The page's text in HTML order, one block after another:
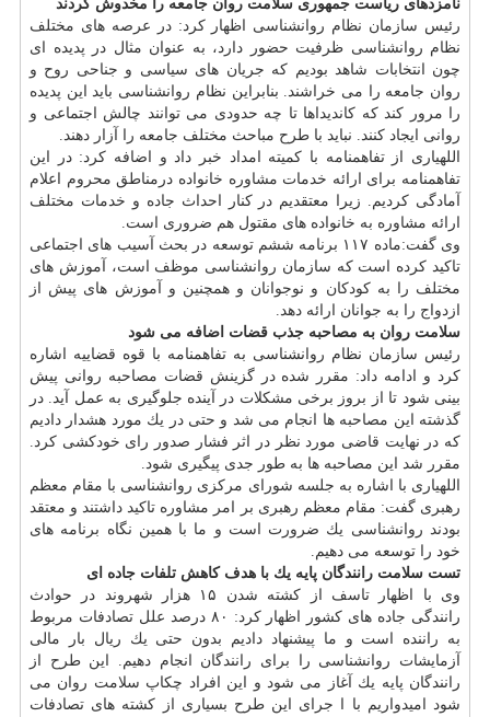
نامزدهای ریاست جمهوری سلامت روان جامعه را مخدوش كردند
رئیس سازمان نظام روانشناسی اظهار كرد: در عرصه های مختلف
نظام روانشناسی ظرفیت حضور دارد، به عنوان مثال در پدیده ای
چون انتخابات شاهد بودیم كه جریان های سیاسی و جناحی روح و
روان جامعه را می خراشند. بنابراین نظام روانشناسی باید این پدیده
را مرور كند كه كاندیداها تا چه حدودی می توانند چالش اجتماعی و
روانی ایجاد كنند. نباید با طرح مباحث مختلف جامعه را آزار دهند.
اللهیاری از تفاهمنامه با كمیته امداد خبر داد و اضافه كرد: در این
تفاهمنامه برای ارائه خدمات مشاوره خانواده درمناطق محروم اعلام
آمادگی كردیم. زیرا معتقدیم در كنار احداث جاده و خدمات مختلف
ارائه مشاوره به خانواده های مقتول هم ضروری است.
وی گفت:ماده ۱۱۷ برنامه ششم توسعه در بحث آسیب های اجتماعی
تاكید كرده است كه سازمان روانشناسی موظف است، آموزش های
مختلف را به كودكان و نوجوانان و همچنین و آموزش های پیش از
ازدواج را به جوانان ارائه دهد.
سلامت روان به مصاحبه جذب قضات اضافه می شود
رئیس سازمان نظام روانشناسی به تفاهمنامه با قوه قضاییه اشاره
كرد و ادامه داد: مقرر شده در گزینش قضات مصاحبه روانی پیش
بینی شود تا از بروز برخی مشكلات در آینده جلوگیری به عمل آید. در
گذشته این مصاحبه ها انجام می شد و حتی در یك مورد هشدار دادیم
كه در نهایت قاضی مورد نظر در اثر فشار صدور رای خودكشی كرد.
مقرر شد این مصاحبه ها به طور جدی پیگیری شود.
اللهیاری با اشاره به جلسه شورای مركزی روانشناسی با مقام معظم
رهبری گفت: مقام معظم رهبری بر امر مشاوره تاكید داشتند و معتقد
بودند روانشناسی یك ضرورت است و ما با همین نگاه برنامه های
خود را توسعه می دهیم.
تست سلامت رانندگان پایه یك با هدف كاهش تلفات جاده ای
وی با اظهار تاسف از كشته شدن ۱۵ هزار شهروند در حوادث
رانندگی جاده های كشور اظهار كرد: ۸۰ درصد علل تصادفات مربوط
به راننده است و ما پیشنهاد دادیم بدون حتی یك ریال بار مالی
آزمایشات روانشناسی را برای رانندگان انجام دهیم. این طرح از
رانندگان پایه یك آغاز می شود و این افراد چكاپ سلامت روان می
شود امیدواریم با ا جرای این طرح بسیاری از كشته های تصادفات